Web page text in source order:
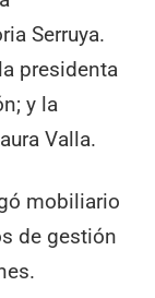
Serruya.
presidenta
y la
Valla.
mobiliario
de gestión